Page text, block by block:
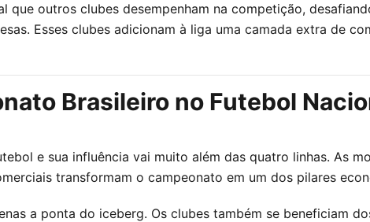
outros clubes desempenham na competição,
Esses clubes adicionam à liga uma camada extra de
Brasileiro no Futebol
e sua influência vai muito além das quatro linhas. As
transformam o campeonato em um dos pilares
a ponta do iceberg. Os clubes também se beneficiam